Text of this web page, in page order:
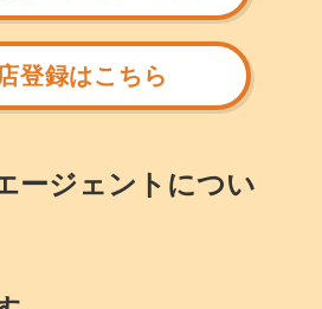
登録はこちら
ージェントについ